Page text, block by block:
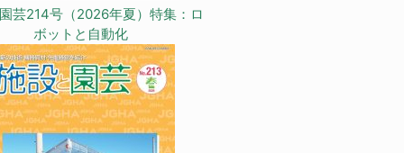
芸214号（2026年夏）特集：ロ
ボットと自動化